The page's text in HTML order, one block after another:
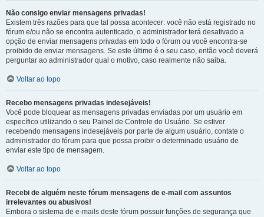
Não consigo enviar mensagens privadas!
Existem três razões para que tal possa acontecer: você não está registrado no
fórum e/ou não se encontra autenticado, o administrador terá desativado a
opção de enviar mensagens privadas em todo o fórum ou você encontra-se
proibido de enviar mensagens. Se este último é o seu caso, então você deverá
perguntar ao administrador qual o motivo, caso realmente não saiba.
Voltar ao topo
Recebo mensagens privadas indesejáveis!
Você pode bloquear as mensagens privadas enviadas por um usuário em
específico utilizando o seu Painel de Controle do Usuário. Se estiver
recebendo mensagens indesejáveis por parte de algum usuário, contate o
administrador do fórum para que possa proibir o determinado usuário de
enviar este tipo de mensagem.
Voltar ao topo
Recebi de alguém neste fórum mensagens de e-mail com assuntos
irrelevantes ou abusivos!
Embora o sistema de e-mails deste fórum possuir funções de segurança que